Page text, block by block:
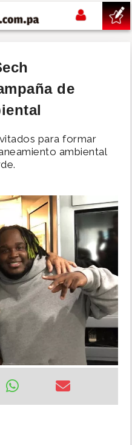
de
para formar
ambiental